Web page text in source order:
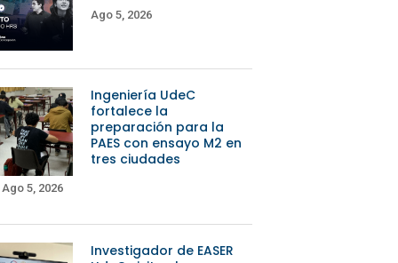
Ago 5, 2026
Ingeniería UdeC
fortalece la
preparación para la
PAES con ensayo M2 en
tres ciudades
Ago 5, 2026
Investigador de EASER